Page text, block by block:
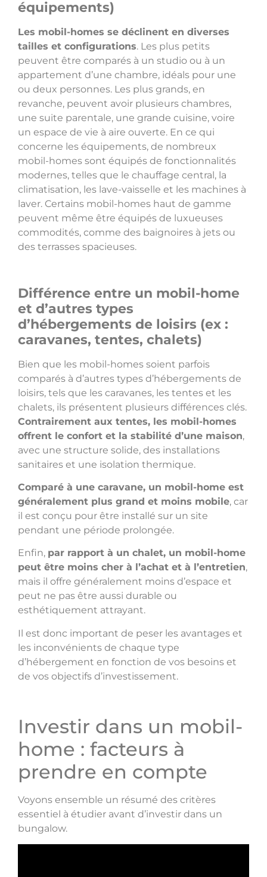
équipements)
Les mobil-homes se déclinent en diverses
tailles et configurations. Les plus petits
peuvent être comparés à un studio ou à un
appartement d’une chambre, idéals pour une
ou deux personnes. Les plus grands, en
revanche, peuvent avoir plusieurs chambres,
une suite parentale, une grande cuisine, voire
un espace de vie à aire ouverte. En ce qui
concerne les équipements, de nombreux
mobil-homes sont équipés de fonctionnalités
modernes, telles que le chauffage central, la
climatisation, les lave-vaisselle et les machines à
laver. Certains mobil-homes haut de gamme
peuvent même être équipés de luxueuses
commodités, comme des baignoires à jets ou
des terrasses spacieuses.
Différence entre un mobil-home
et d’autres types
d’hébergements de loisirs (ex :
caravanes, tentes, chalets)
Bien que les mobil-homes soient parfois
comparés à d’autres types d’hébergements de
loisirs, tels que les caravanes, les tentes et les
chalets, ils présentent plusieurs différences clés.
Contrairement aux tentes, les mobil-homes
offrent le confort et la stabilité d’une maison,
avec une structure solide, des installations
sanitaires et une isolation thermique.
Comparé à une caravane, un mobil-home est
généralement plus grand et moins mobile, car
il est conçu pour être installé sur un site
pendant une période prolongée.
Enfin, par rapport à un chalet, un mobil-home
peut être moins cher à l’achat et à l’entretien,
mais il offre généralement moins d’espace et
peut ne pas être aussi durable ou
esthétiquement attrayant.
Il est donc important de peser les avantages et
les inconvénients de chaque type
d’hébergement en fonction de vos besoins et
de vos objectifs d’investissement.
Investir dans un mobil-
home : facteurs à
prendre en compte
Voyons ensemble un résumé des critères
essentiel à étudier avant d’investir dans un
bungalow.